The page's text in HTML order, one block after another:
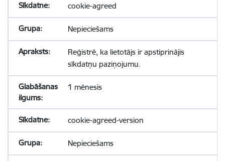
cookie-agreed
Nepieciešams
Reģistrē, ka lietotājs ir apstiprinājis
sīkdatņu paziņojumu.
1 mēnesis
cookie-agreed-version
Nepieciešams